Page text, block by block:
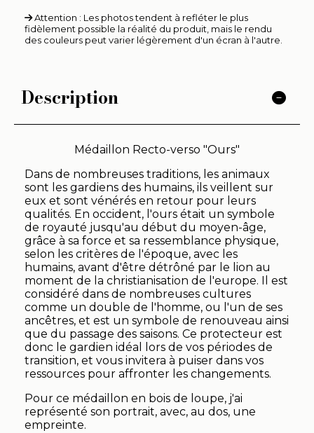
Attention : Les photos tendent à refléter le plus
fidèlement possible la réalité du produit, mais le rendu
des couleurs peut varier légèrement d'un écran à l'autre.
Description
Médaillon Recto-verso "Ours"
Dans de nombreuses traditions, les animaux
sont les gardiens des humains, ils veillent sur
eux et sont vénérés en retour pour leurs
qualités. En occident, l'ours était un symbole
de royauté jusqu'au début du moyen-âge,
grâce à sa force et sa ressemblance physique,
selon les critères de l'époque, avec les
humains, avant d'être détrôné par le lion au
moment de la christianisation de l'europe. Il est
considéré dans de nombreuses cultures
comme un double de l'homme, ou l'un de ses
ancêtres, et est un symbole de renouveau ainsi
que du passage des saisons. Ce protecteur est
donc le gardien idéal lors de vos périodes de
transition, et vous invitera à puiser dans vos
ressources pour affronter les changements.
Pour ce médaillon en bois de loupe, j'ai
représenté son portrait, avec, au dos, une
empreinte.